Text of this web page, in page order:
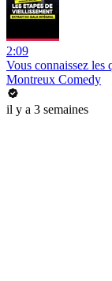
2:09
Vous connaissez les
Montreux Comedy
il y a 3 semaines